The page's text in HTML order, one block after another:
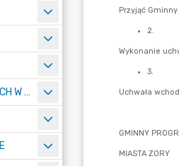
OCHRONA DANYCH OSOBOWYCH W URZĘDZIE MIASTA ŻORY - RODO